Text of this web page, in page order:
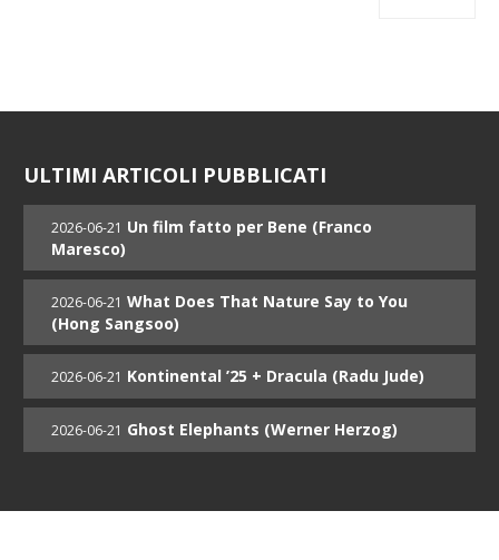
ULTIMI ARTICOLI PUBBLICATI
2026-06-21 Un film fatto per Bene (Franco
Maresco)
2026-06-21 What Does That Nature Say to You
(Hong Sangsoo)
2026-06-21 Kontinental ’25 + Dracula (Radu Jude)
2026-06-21 Ghost Elephants (Werner Herzog)